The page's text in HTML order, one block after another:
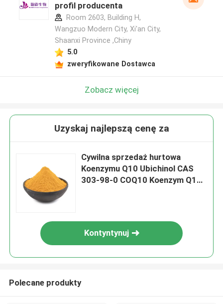
profil producenta
Room 2603, Building H,
Wangzuo Modern City, Xi'an City,
Shaanxi Province ,Chiny
5.0
zweryfikowane Dostawca
Zobacz więcej
Uzyskaj najlepszą cenę za
Cywilna sprzedaż hurtowa
Koenzymu Q10 Ubichinol CAS
303-98-0 COQ10 Koenzym Q10
Kontyntynuj
Polecane produkty